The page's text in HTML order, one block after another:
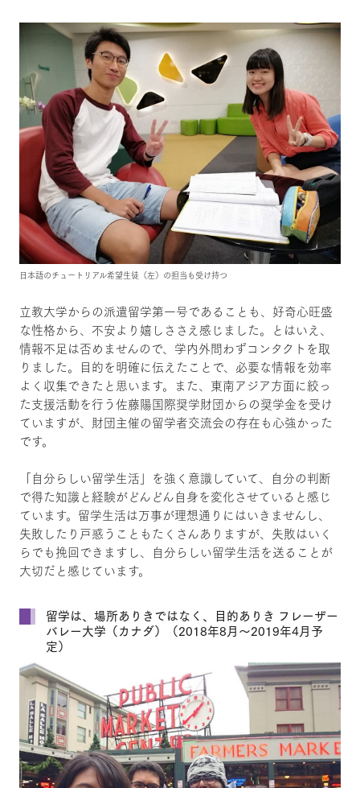
日本語のチュートリアル希望生徒（左）の担当も受け持つ
立教大学からの派遣留学第一号であることも、好奇心旺盛
な性格から、不安より嬉しささえ感じました。とはいえ、
情報不足は否めませんので、学内外問わずコンタクトを取
りました。目的を明確に伝えたことで、必要な情報を効率
よく収集できたと思います。また、東南アジア方面に絞っ
た支援活動を行う佐藤陽国際奨学財団からの奨学金を受け
ていますが、財団主催の留学者交流会の存在も心強かった
です。
「自分らしい留学生活」を強く意識していて、自分の判断
で得た知識と経験がどんどん自身を変化させていると感じ
ています。留学生活は万事が理想通りにはいきませんし、
失敗したり戸惑うこともたくさんありますが、失敗はいく
らでも挽回できますし、自分らしい留学生活を送ることが
大切だと感じています。
留学は、場所ありきではなく、目的ありき フレーザー
バレー大学（カナダ）（2018年8月～2019年4月予
定）